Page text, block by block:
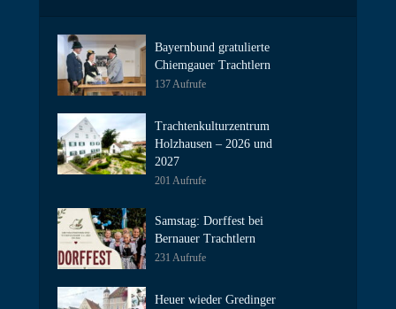
Bayernbund gratulierte
Chiemgauer Trachtlern
137 Aufrufe
Trachtenkulturzentrum
Holzhausen – 2026 und
2027
201 Aufrufe
Samstag: Dorffest bei
Bernauer Trachtlern
231 Aufrufe
Heuer wieder Gredinger